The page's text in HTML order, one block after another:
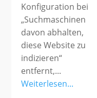
Konfiguration bei
„Suchmaschinen
davon abhalten,
diese Website zu
indizieren“
entfernt,...
Weiterlesen...